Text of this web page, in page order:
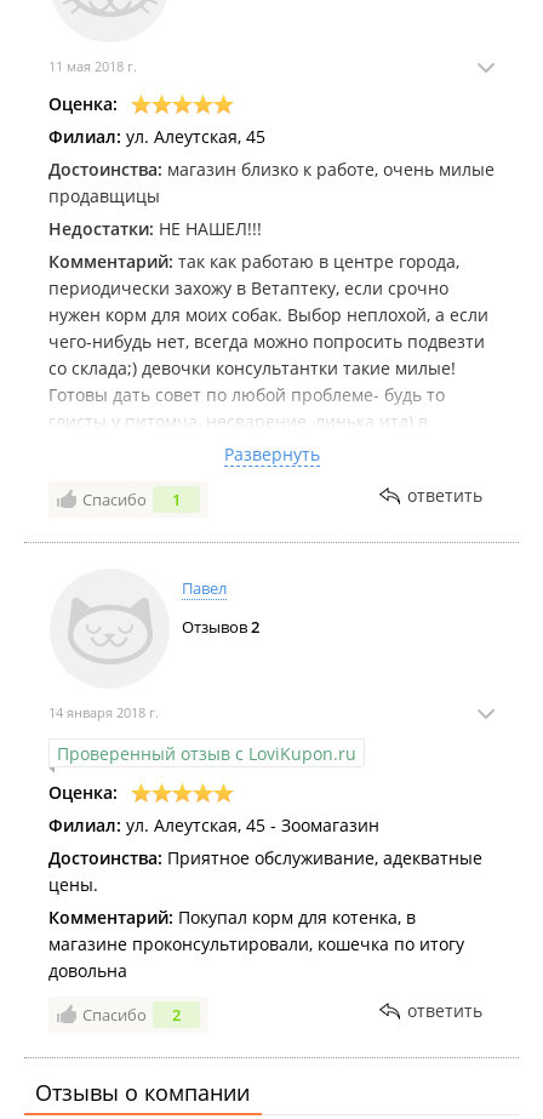
11 мая 2018 г.
Оценка:
Филиал: ул. Алеутская, 45
Достоинства: магазин близко к работе, очень милые
продавщицы
Недостатки: НЕ НАШЕЛ!!!
Комментарий: так как работаю в центре города,
периодически захожу в Ветаптеку, если срочно
нужен корм для моих собак. Выбор неплохой, а если
чего-нибудь нет, всегда можно попросить подвезти
со склада;) девочки консультантки такие милые!
Готовы дать совет по любой проблеме- будь то
глисты у питомца, несварение, линька итд) в
продаже есть классные аксесуары для собак, вот
ошейник у них купил! Недавно узнал что если
сделать предзаказ на сайте Ветаптеки, можно
Развернуть
Спасибо 1 ответить
Павел
Отзывов2
14 января 2018 г.
Проверенный отзыв с LoviKupon.ru
Оценка:
Филиал: ул. Алеутская, 45 - Зоомагазин
Достоинства: Приятное обслуживание, адекватные
цены.
Комментарий: Покупал корм для котенка, в
магазине проконсультировали, кошечка по итогу
довольна
Спасибо 2 ответить
Отзывы о компании